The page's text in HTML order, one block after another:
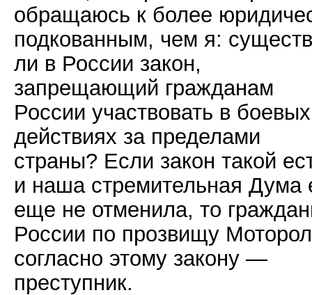
обращаюсь к более
подкованным, чем я:
ли в России закон,
запрещающий гражданам
России участвовать в боевых
действиях за пределами
страны? Если закон такой
и наша стремительная Дума
еще не отменила, то
России по прозвищу
согласно этому закону —
преступник.